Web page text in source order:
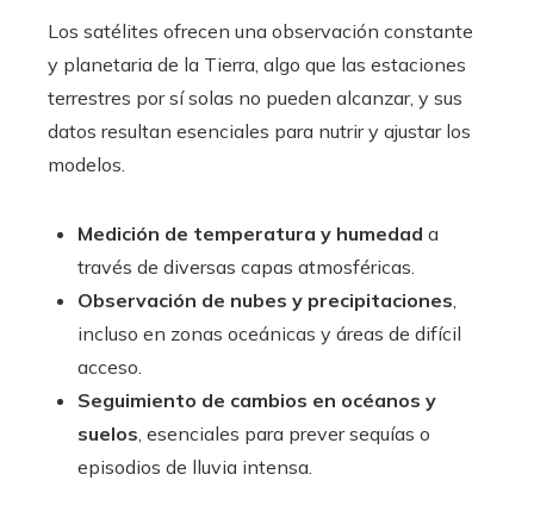
Los satélites ofrecen una observación constante
y planetaria de la Tierra, algo que las estaciones
terrestres por sí solas no pueden alcanzar, y sus
datos resultan esenciales para nutrir y ajustar los
modelos.
Medición de temperatura y humedad a
través de diversas capas atmosféricas.
Observación de nubes y precipitaciones,
incluso en zonas oceánicas y áreas de difícil
acceso.
Seguimiento de cambios en océanos y
suelos, esenciales para prever sequías o
episodios de lluvia intensa.